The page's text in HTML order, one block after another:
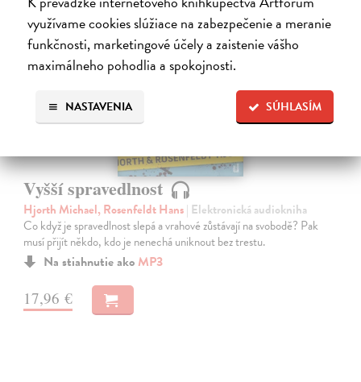
využívame cookies slúžiace na zabezpečenie a meranie
funkčnosti, marketingové účely a zaistenie vášho
maximálneho pohodlia a spokojnosti.
SÚHLASÍM
NASTAVENIA
E-AUDIO
Vyšší spravedlnost
Hjorth Michael, Rosenfeldt Hans| Elektronická audiokniha
Co když je spravedlnost slepá a vrahové zůstávají na svobodě? Pak
musí přijít někdo, kdo je nenechá uniknout bez trestu.
Na stiahnutie ako MP3
17,96 €